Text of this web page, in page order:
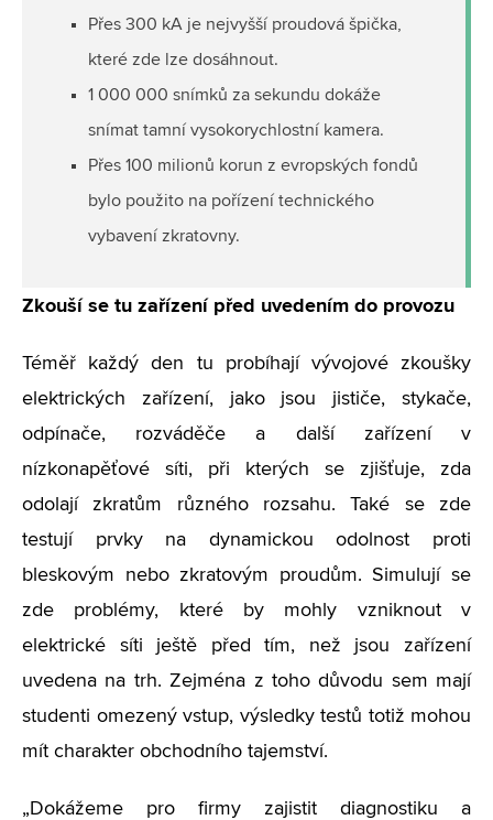
Přes 300 kA je nejvyšší proudová špička,
které zde lze dosáhnout.
1 000 000 snímků za sekundu dokáže
snímat tamní vysokorychlostní kamera.
Přes 100 milionů korun z evropských fondů
bylo použito na pořízení technického
vybavení zkratovny.
Zkouší se tu zařízení před uvedením do provozu
Téměř každý den tu probíhají vývojové zkoušky
elektrických zařízení, jako jsou jističe, stykače,
odpínače, rozváděče a další zařízení v
nízkonapěťové síti, při kterých se zjišťuje, zda
odolají zkratům různého rozsahu. Také se zde
testují prvky na dynamickou odolnost proti
bleskovým nebo zkratovým proudům. Simulují se
zde problémy, které by mohly vzniknout v
elektrické síti ještě před tím, než jsou zařízení
uvedena na trh. Zejména z toho důvodu sem mají
studenti omezený vstup, výsledky testů totiž mohou
mít charakter obchodního tajemství.
„Dokážeme pro firmy zajistit diagnostiku a